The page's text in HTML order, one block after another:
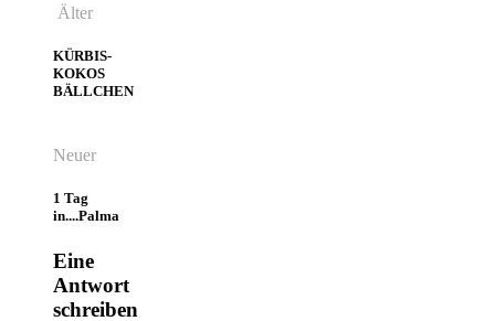
Älter
KÜRBIS-
KOKOS
BÄLLCHEN
Neuer
1 Tag
in....Palma
Eine
Antwort
schreiben